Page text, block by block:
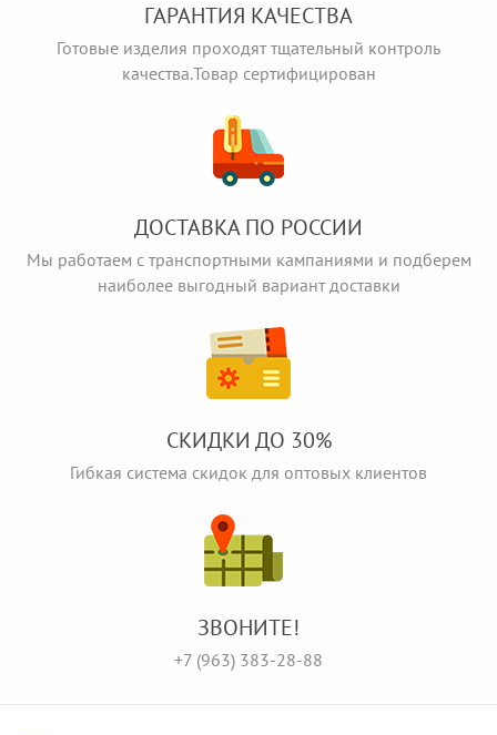
ГАРАНТИЯ КАЧЕСТВА
Готовые изделия проходят тщательный контроль
качества.Товар сертифицирован
ДОСТАВКА ПО РОССИИ
Мы работаем с транспортными кампаниями и подберем
наиболее выгодный вариант доставки
СКИДКИ ДО 30%
Гибкая система скидок для оптовых клиентов
ЗВОНИТЕ!
+7 (963) 383-28-88